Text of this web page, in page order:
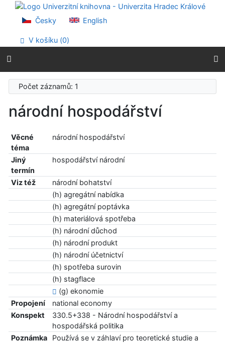
Přejít na obsah
Přejít na menu
Prohlášení o webové přístupnosti
Česky English
V košíku (0)
Počet záznamů: 1
národní hospodářství
Věcné
téma
národní hospodářství
Jiný
termín
hospodářství národní
Viz též
národní bohatství
(h) agregátní nabídka
(h) agregátní poptávka
(h) materiálová spotřeba
(h) národní důchod
(h) národní produkt
(h) národní účetnictví
(h) spotřeba surovin
(h) stagflace
(g) ekonomie
Propojení
national economy
Konspekt
330.5+338 - Národní hospodářství a
hospodářská politika
Poznámka
Používá se v záhlaví pro teoretické studie a